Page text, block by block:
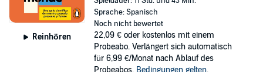
Reinhören
Sprache: Spanisch
Noch nicht bewertet
22,09 € oder kostenlos mit einem
Probeabo. Verlängert sich automatisch
für 6,99 €/Monat nach Ablauf des
Probeabos. Bedingungen gelten.